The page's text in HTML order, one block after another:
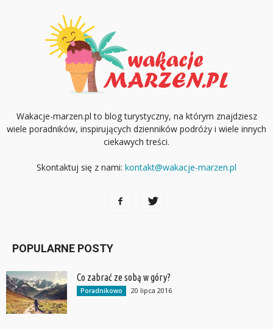
Wakacje-marzen.pl to blog turystyczny, na którym znajdziesz
wiele poradników, inspirujących dzienników podróży i wiele innych
ciekawych treści.
Skontaktuj się z nami: kontakt@wakacje-marzen.pl
POPULARNE POSTY
Co zabrać ze sobą w góry?
Poradnikowo 20 lipca 2016